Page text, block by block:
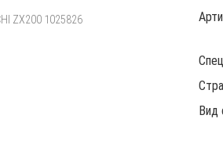
а
г
у
ZX200 1025826
Вид